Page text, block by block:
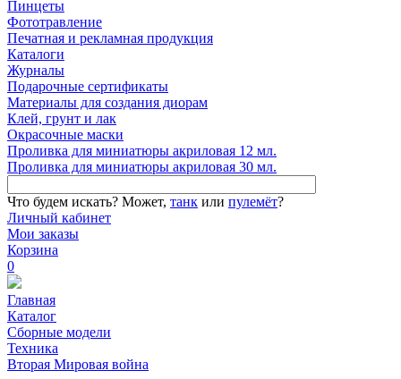
Пинцеты
Фототравление
Печатная и рекламная продукция
Каталоги
Журналы
Подарочные сертификаты
Материалы для создания диорам
Клей, грунт и лак
Окрасочные маски
Проливка для миниатюры акриловая 12 мл.
Проливка для миниатюры акриловая 30 мл.
Что будем искать? Может, танк или пулемёт?
Личный кабинет
Мои заказы
Корзина
0
Главная
Каталог
Сборные модели
Техника
Вторая Мировая война